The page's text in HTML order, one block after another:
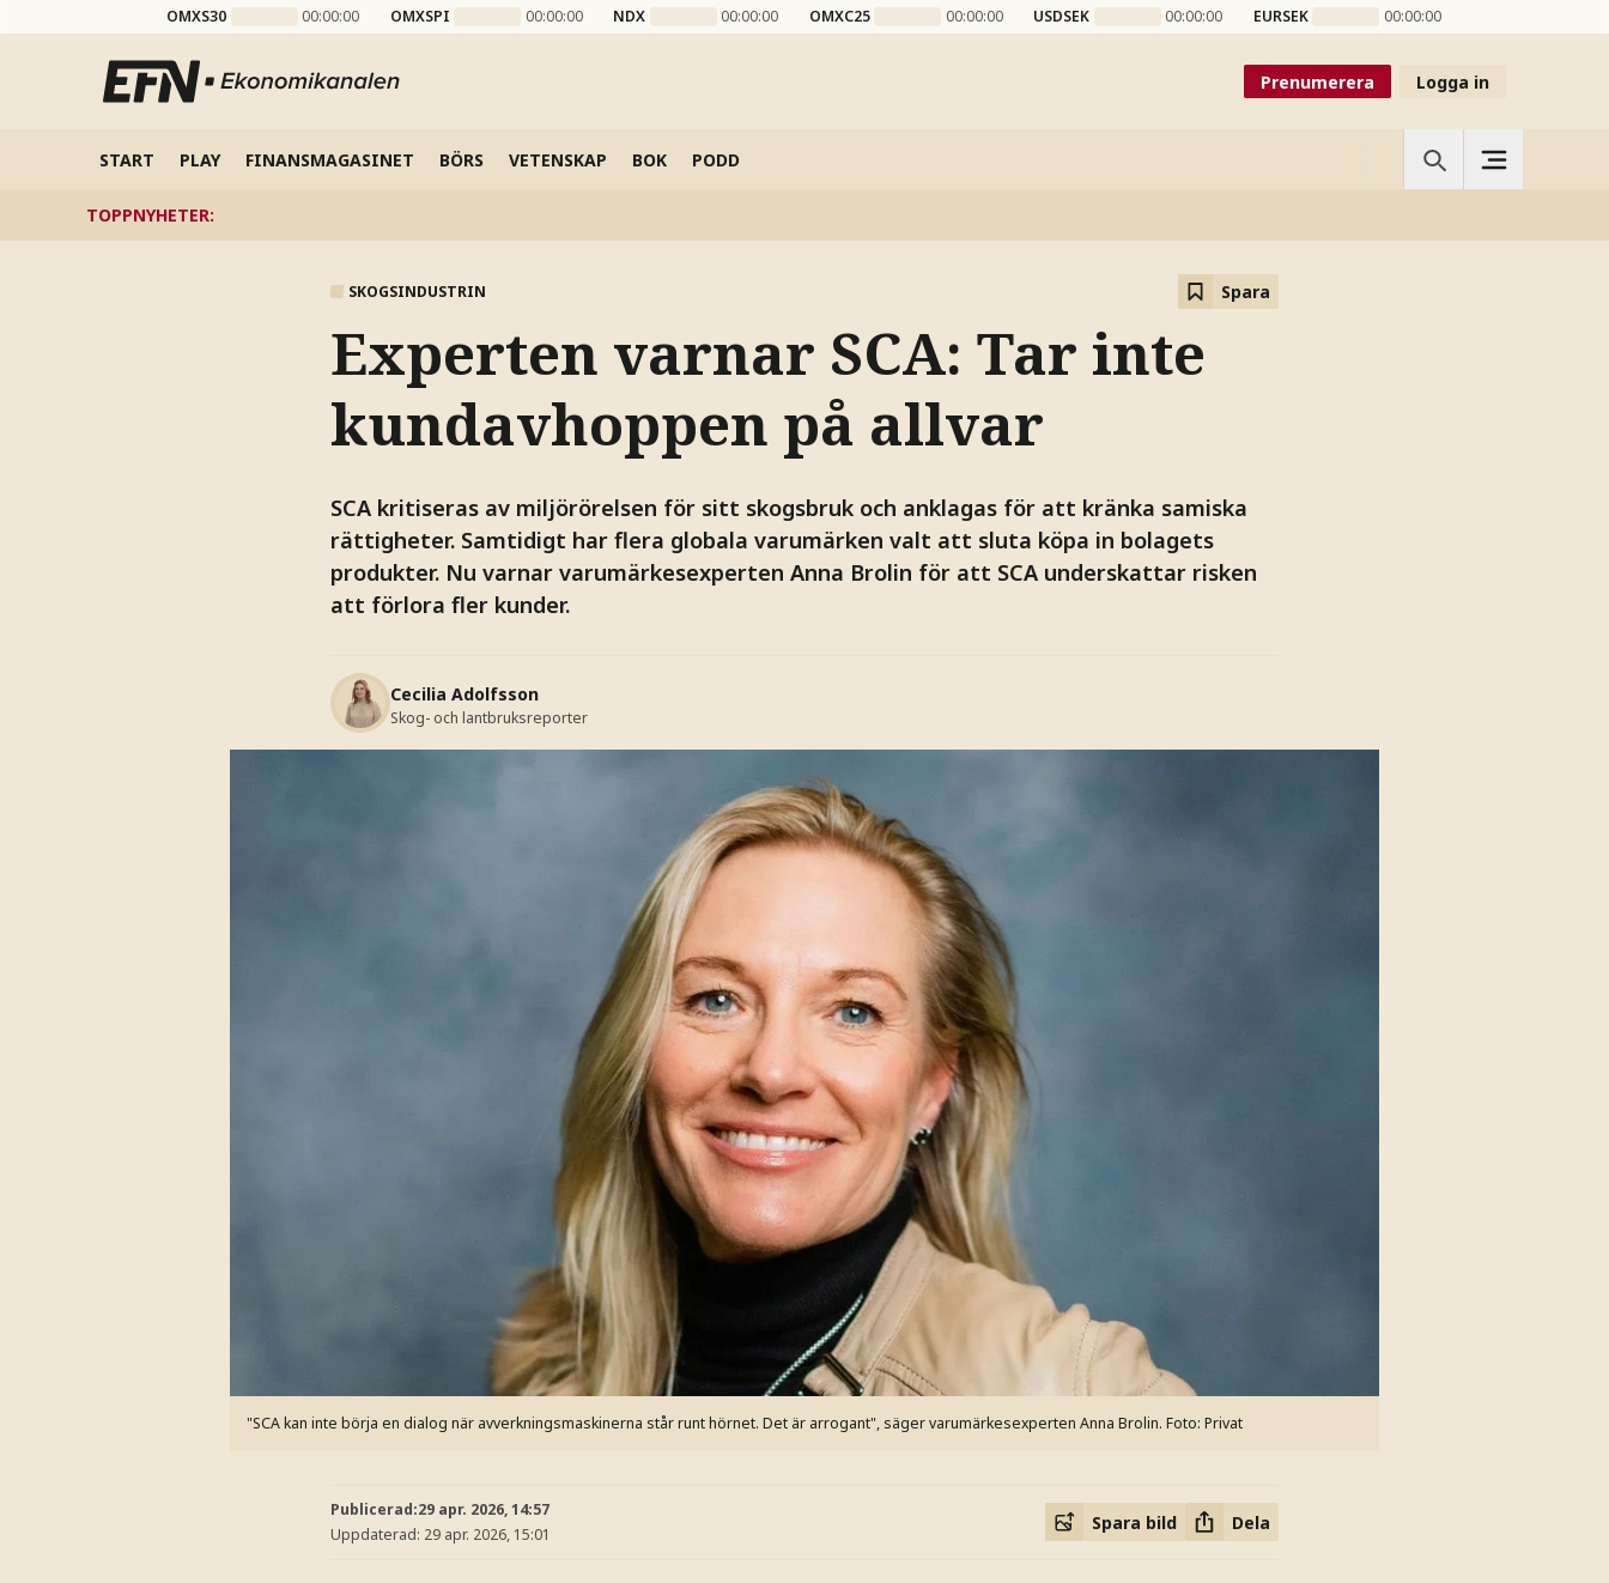
OMXS30 00:00:00 OMXSPI 00:00:00 NDX 00:00:00 OMXC25 00:00:00 USDSEK 00:00:00 EURSEK 00:00:00
Prenumerera Logga in
START PLAY FINANSMAGASINET BÖRS VETENSKAP BOK PODD
TOPPNYHETER:
SKOGSINDUSTRIN Spara
Experten varnar SCA: Tar inte
kundavhoppen på allvar
SCA kritiseras av miljörörelsen för sitt skogsbruk och anklagas för att kränka samiska
rättigheter. Samtidigt har flera globala varumärken valt att sluta köpa in bolagets
produkter. Nu varnar varumärkesexperten Anna Brolin för att SCA underskattar risken
att förlora fler kunder.
Cecilia Adolfsson
Skog- och lantbruksreporter
"SCA kan inte börja en dialog när avverkningsmaskinerna står runt hörnet. Det är arrogant", säger varumärkesexperten Anna Brolin. Foto: Privat
Publicerad:29 apr. 2026, 14:57
Uppdaterad: 29 apr. 2026, 15:01
Spara bild Dela